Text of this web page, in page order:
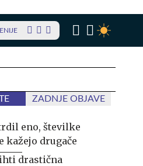
ZADNJE OBJAVE
eno, številke
kažejo drugače
drastična